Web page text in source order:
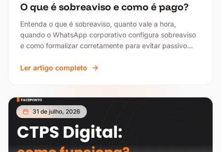
O que é sobreaviso e como é pago?
Entenda o que é sobreaviso, quanto vale a hora,
quando o WhatsApp corporativo configura sobreaviso
e como formalizar corretamente para evitar passivo
Ler artigo completo
31 de julho, 2026